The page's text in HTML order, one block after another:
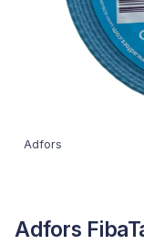
Adfors
Adfors